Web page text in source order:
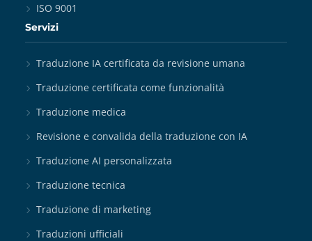
ISO 9001
Servizi
Traduzione IA certificata da revisione umana
Traduzione certificata come funzionalità
Traduzione medica
Revisione e convalida della traduzione con IA
Traduzione AI personalizzata
Traduzione tecnica
Traduzione di marketing
Traduzioni ufficiali